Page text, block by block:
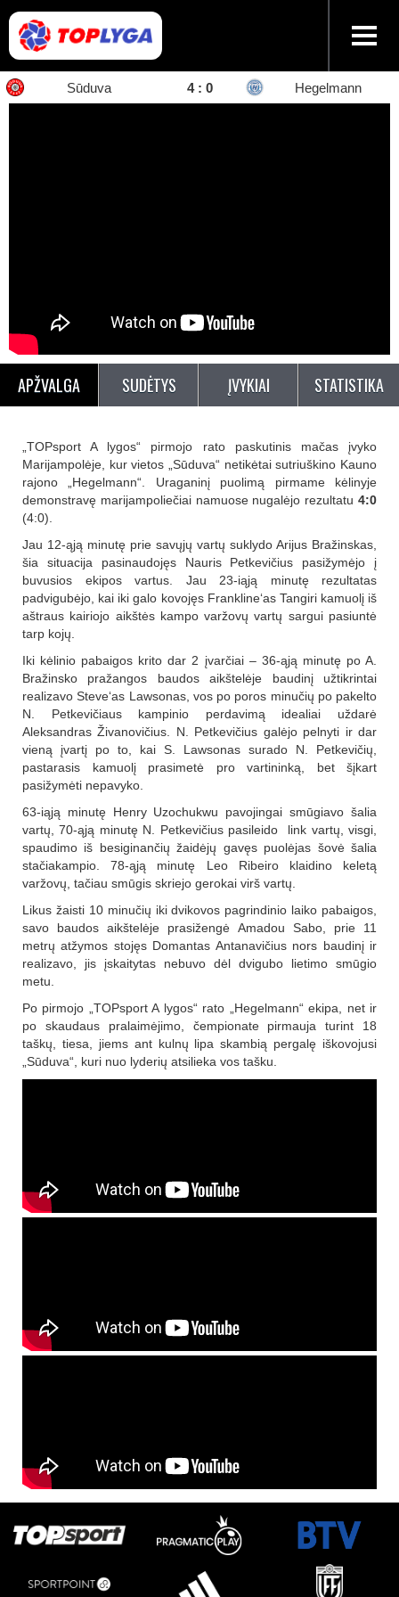
Sūduva 4: 0 Hegelmann
APŽVALGA SUDĖTYS ĮVYKIAI STATISTIKA
„TOPsport A lygos“ pirmojo rato paskutinis mačas įvyko
Marijampolėje, kur vietos „Sūduva“ netikėtai sutriuškino Kauno
rajono „Hegelmann“. Uraganinį puolimą pirmame kėlinyje
demonstravę marijampoliečiai namuose nugalėjo rezultatu 4:0
(4:0).
Jau 12-ąją minutę prie savųjų vartų suklydo Arijus Bražinskas,
šia situacija pasinaudojęs Nauris Petkevičius pasižymėjo į
buvusios ekipos vartus. Jau 23-iąją minutę rezultatas
padvigubėjo, kai iki galo kovojęs Frankline‘as Tangiri kamuolį iš
aštraus kairiojo aikštės kampo varžovų vartų sargui pasiuntė
tarp kojų.
Iki kėlinio pabaigos krito dar 2 įvarčiai – 36-ąją minutę po A.
Bražinsko pražangos baudos aikštelėje baudinį užtikrintai
realizavo Steve‘as Lawsonas, vos po poros minučių po pakelto
N. Petkevičiaus kampinio perdavimą idealiai uždarė
Aleksandras Živanovičius. N. Petkevičius galėjo pelnyti ir dar
vieną įvartį po to, kai S. Lawsonas surado N. Petkevičių,
pastarasis kamuolį prasimetė pro vartininką, bet šįkart
pasižymėti nepavyko.
63-iąją minutę Henry Uzochukwu pavojingai smūgiavo šalia
vartų, 70-ąją minutę N. Petkevičius pasileido link vartų, visgi,
spaudimo iš besiginančių žaidėjų gavęs puolėjas šovė šalia
stačiakampio. 78-ąją minutę Leo Ribeiro klaidino keletą
varžovų, tačiau smūgis skriejo gerokai virš vartų.
Likus žaisti 10 minučių iki dvikovos pagrindinio laiko pabaigos,
savo baudos aikštelėje prasižengė Amadou Sabo, prie 11
metrų atžymos stojęs Domantas Antanavičius nors baudinį ir
realizavo, jis įskaitytas nebuvo dėl dvigubo lietimo smūgio
metu.
Po pirmojo „TOPsport A lygos“ rato „Hegelmann“ ekipa, net ir
po skaudaus pralaimėjimo, čempionate pirmauja turint 18
taškų, tiesa, jiems ant kulnų lipa skambią pergalę iškovojusi
„Sūduva“, kuri nuo lyderių atsilieka vos tašku.